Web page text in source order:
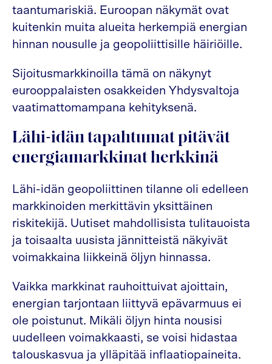
taantumariskiä. Euroopan näkymät ovat
kuitenkin muita alueita herkempiä energian
hinnan nousulle ja geopoliittisille häiriöille.
Sijoitusmarkkinoilla tämä on näkynyt
eurooppalaisten osakkeiden Yhdysvaltoja
vaatimattomampana kehityksenä.
Lähi-idän tapahtumat pitävät
energiamarkkinat herkkinä
Lähi-idän geopoliittinen tilanne oli edelleen
markkinoiden merkittävin yksittäinen
riskitekijä. Uutiset mahdollisista tulitauoista
ja toisaalta uusista jännitteistä näkyivät
voimakkaina liikkeinä öljyn hinnassa.
Vaikka markkinat rauhoittuivat ajoittain,
energian tarjontaan liittyvä epävarmuus ei
ole poistunut. Mikäli öljyn hinta nousisi
uudelleen voimakkaasti, se voisi hidastaa
talouskasvua ja ylläpitää inflaatiopaineita.